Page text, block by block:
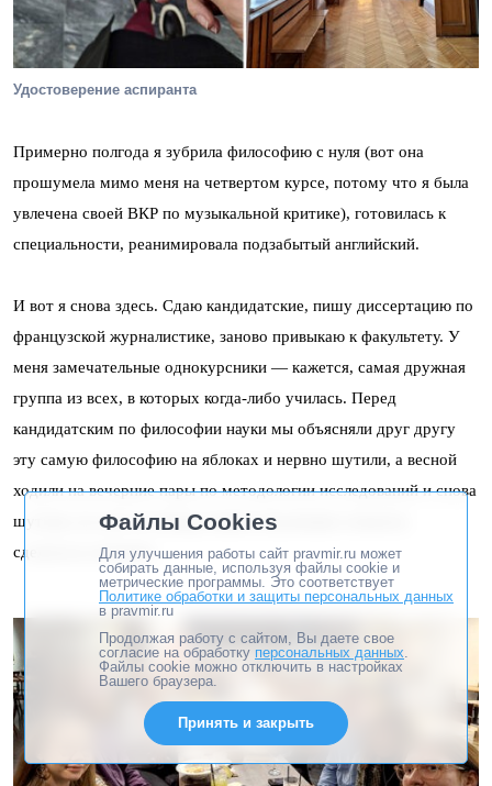
Удостоверение аспиранта
Примерно полгода я зубрила философию с нуля (вот она
прошумела мимо меня на четвертом курсе, потому что я была
увлечена своей ВКР по музыкальной критике), готовилась к
специальности, реанимировала подзабытый английский.
И вот я снова здесь. Сдаю кандидатские, пишу диссертацию по
французской журналистике, заново привыкаю к факультету. У
меня замечательные однокурсники — кажется, самая дружная
группа из всех, в которых когда-либо училась. Перед
кандидатским по философии науки мы объясняли друг другу
эту самую философию на яблоках и нервно шутили, а весной
ходили на вечерние пары по методологии исследований и снова
шутили, но уже по поводу наших неуклюжих попыток
сделаться учеными.
Файлы Cookies
Для улучшения работы сайт pravmir.ru может
собирать данные, используя файлы cookie и
метрические программы. Это соответствует
Политике обработки и защиты персональных данных
в pravmir.ru
Продолжая работу с сайтом, Вы даете свое
согласие на обработку персональных данных.
Файлы cookie можно отключить в настройках
Вашего браузера.
Принять и закрыть